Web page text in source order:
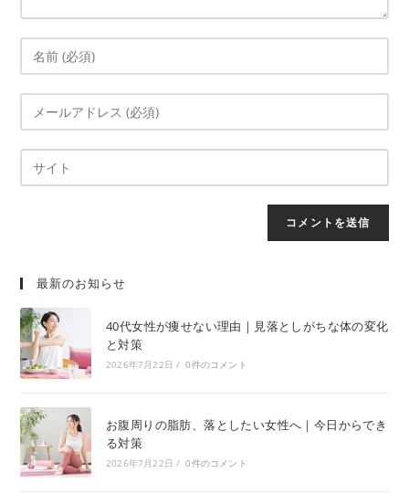
最新のお知らせ
40代女性が痩せない理由｜見落としがちな体の変化
と対策
2026年7月22日 / 0件のコメント
お腹周りの脂肪、落としたい女性へ｜今日からでき
る対策
2026年7月22日 / 0件のコメント